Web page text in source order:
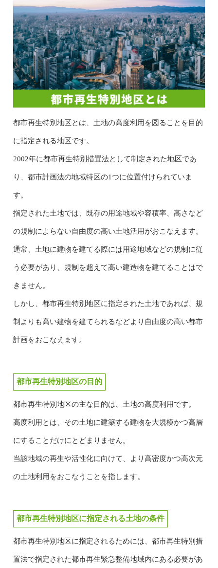
都市再生特別地区とは、土地の高度利用を図ることを目的
に指定される地区です。
2002年に都市再生特別措置法として制定された地区であ
り、都市計画法の地域特区の1つに位置付けられていま
す。
指定された土地では、既存の用途地域や容積率、高さなど
の規制によらない自由度の高い土地活用がおこなえます。
通常、土地に建物を建てる際には用途地域などの規制に従
う必要があり、規制を超えて高い建造物を建てることはで
きません。
しかし、都市再生特別地区に指定された土地であれば、規
制よりも高い建物を建てられるなどより自由度の高い都市
計画をおこなえます。
都市再生特別地区の目的
都市再生特別地区の主な目的は、土地の高度利用です。
高度利用とは、その土地に建築する建物を大規模かつ高層
にすることだけにとどまりません。
当該地域の再生や活性化に向けて、より高密度かつ高次元
の土地利用をおこなうことを指します。
都市再生特別地区に指定される土地の条件
都市再生特別地区に指定されるためには、都市再生特別措
置法で指定された都市再生緊急整備地域内にある必要があ